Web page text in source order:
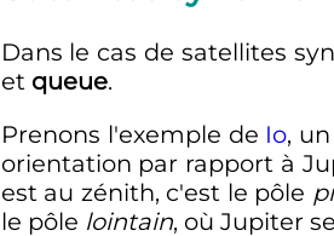
Dans le cas de satellites
et queue.
Prenons l'exemple de Io,
orientation par rapport à
est au zénith, c'est le pôle
le pôle lointain, où Jupiter